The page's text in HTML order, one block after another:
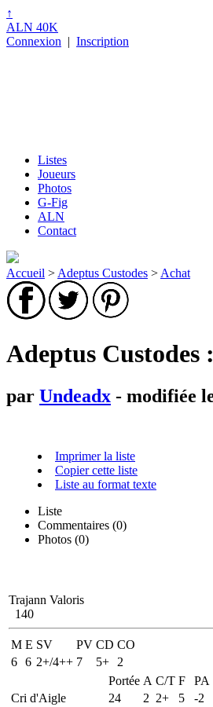
↑
ALN 40K
Connexion | Inscription
Listes
Joueurs
Photos
G-Fig
ALN
Contact
Accueil > Adeptus Custodes > Achat
Adeptus Custodes
par Undeadx - modifiée
Imprimer la liste
Copier cette liste
Liste au format texte
Liste
Commentaires (0)
Photos (0)
Trajann Valoris
140
M E SV PV CD CO
6 6 2+/4++ 7 5+
2
Portée A C/T F PA
Cri d'Aigle
24 2 2+ 5 -2